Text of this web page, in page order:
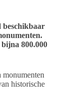
beschikbaar
800.000
historische